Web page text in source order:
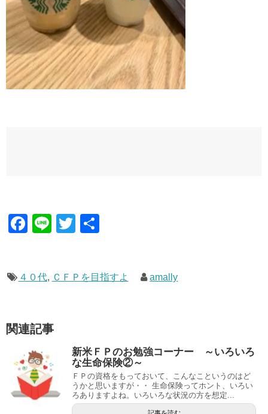
F
e
o
o
k
Li
T
er
４０代, ＣＦＰを目指すよ amally
関連記事
新米ＦＰのお勉強コーナー ～いろいろ
な生命保険②～
ＦＰの資格をもっておいて、こんなこというのはど
うかと思いますが・・ 生命保険ってホント、いろい
ろありますよね。いろいろな状況の方を想定...